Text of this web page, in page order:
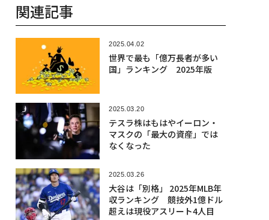
関連記事
2025.04.02
世界で最も「億万長者が多い
国」ランキング 2025年版
2025.03.20
テスラ株はもはやイーロン・
マスクの「最大の資産」では
なくなった
2025.03.26
大谷は「別格」 2025年MLB年
収ランキング 競技外1億ドル
超えは現役アスリート4人目